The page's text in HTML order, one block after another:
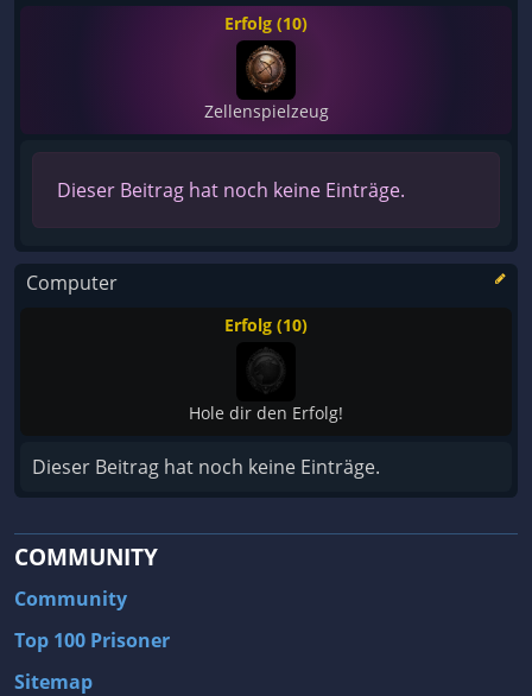
Erfolg (10)
Zellenspielzeug
Dieser Beitrag hat noch keine Einträge.
Computer
Erfolg (10)
Hole dir den Erfolg!
Dieser Beitrag hat noch keine Einträge.
COMMUNITY
Community
Top 100 Prisoner
Sitemap